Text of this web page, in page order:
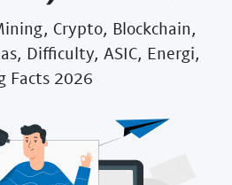
Crypto, Blockchain,
Difficulty, ASIC, Energi,
Facts 2026